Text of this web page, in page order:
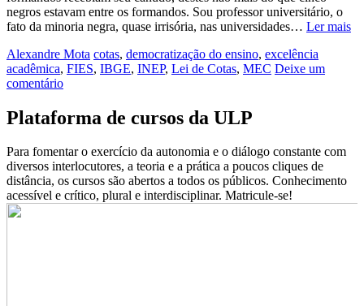
negros estavam entre os formandos. Sou professor universitário, o
fato da minoria negra, quase irrisória, nas universidades… Ler mais
Alexandre Mota cotas, democratização do ensino, excelência
acadêmica, FIES, IBGE, INEP, Lei de Cotas, MEC Deixe um
comentário
Plataforma de cursos da ULP
Para fomentar o exercício da autonomia e o diálogo constante com
diversos interlocutores, a teoria e a prática a poucos cliques de
distância, os cursos são abertos a todos os públicos. Conhecimento
acessível e crítico, plural e interdisciplinar. Matricule-se!